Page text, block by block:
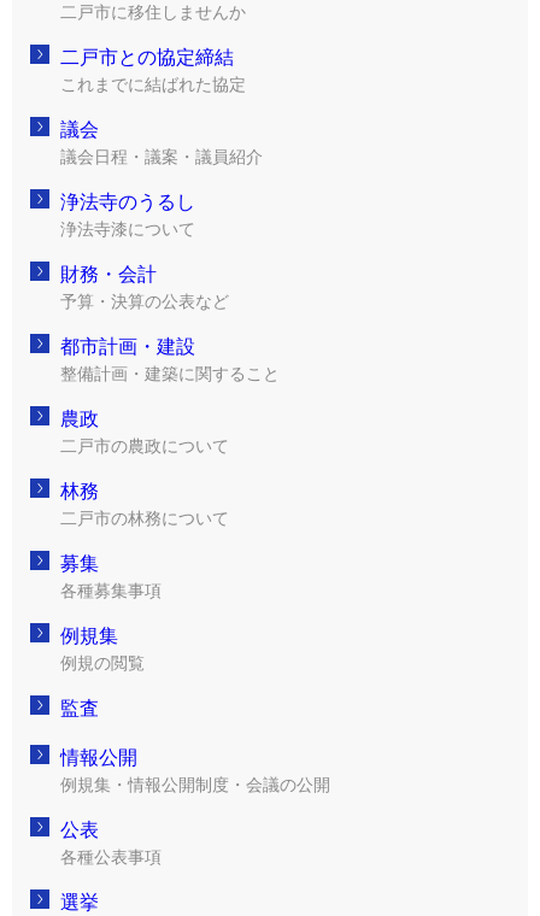
二戸市に移住しませんか
二戸市との協定締結
これまでに結ばれた協定
議会
議会日程・議案・議員紹介
浄法寺のうるし
浄法寺漆について
財務・会計
予算・決算の公表など
都市計画・建設
整備計画・建築に関すること
農政
二戸市の農政について
林務
二戸市の林務について
募集
各種募集事項
例規集
例規の閲覧
監査
情報公開
例規集・情報公開制度・会議の公開
公表
各種公表事項
選挙